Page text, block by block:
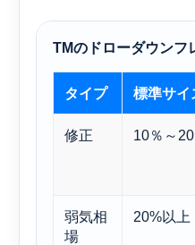
TMのドローダウンフ
タイプ 標準サイ
修正 10％～
弱気相
場
20%以上